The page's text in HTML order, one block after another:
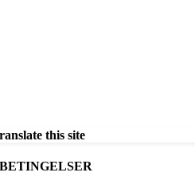
this site
BETINGELSER